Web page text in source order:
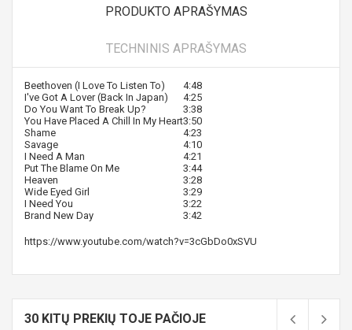
PRODUKTO APRAŠYMAS
TECHNINIS APRAŠYMAS
Beethoven (I Love To Listen To)
4:48
I've Got A Lover (Back In Japan)
4:25
Do You Want To Break Up?
3:38
You Have Placed A Chill In My Heart3:50
Shame
4:23
Savage
4:10
I Need A Man
4:21
Put The Blame On Me
3:44
Heaven
3:28
Wide Eyed Girl
3:29
I Need You
3:22
Brand New Day
3:42
https://www.youtube.com/watch?v=3cGbDo0xSVU
30 KITŲ PREKIŲ TOJE PAČIOJE